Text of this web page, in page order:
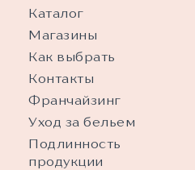
Каталог
Магазины
Как выбрать
Контакты
Франчайзинг
Уход за бельем
Подлинность
продукции